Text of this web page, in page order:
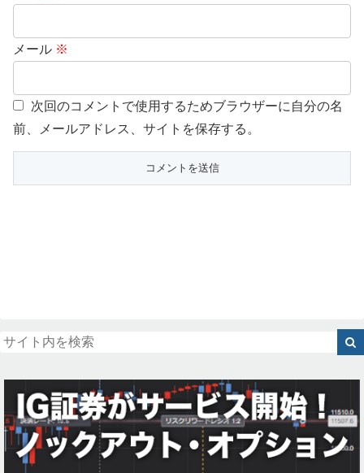
メール ※
次回のコメントで使用するためブラウザーに自分の名
前、メールアドレス、サイトを保存する。